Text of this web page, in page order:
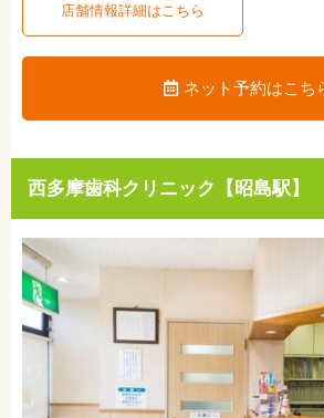
店舗情報詳細はこちら
ネット予約はこち
西多摩歯科クリニック【昭島駅】